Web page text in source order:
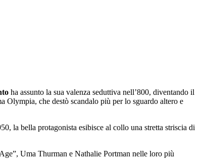
ha assunto la sua valenza seduttiva nell’800, diventando il
Olympia, che destò scandalo più per lo sguardo altero e
la bella protagonista esibisce al collo una stretta striscia di
Uma Thurman e Nathalie Portman nelle loro più